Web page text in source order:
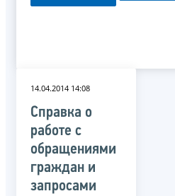
14.04.2014 14:08
Справка о
работе с
обращениями
граждан и
запросами